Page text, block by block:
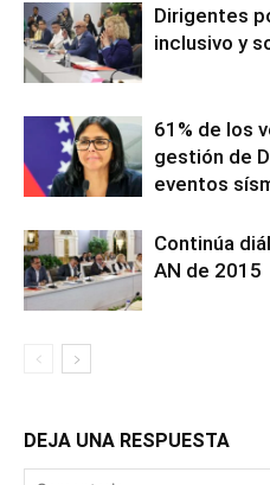
Dirigentes
inclusivo y
61% de los
gestión de
eventos
Continúa
AN de 2015
DEJA UNA RESPUESTA